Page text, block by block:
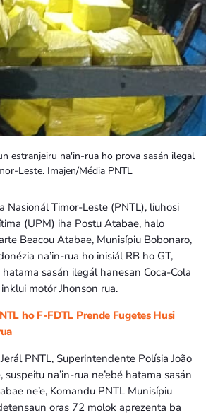
- 9:00 AM
estranjeiru na'in-rua ho prova sasán ilegal
Leste. Imajen/Média PNTL
Nasionál Timor-Leste (PNTL), liuhosi
(UPM) iha Postu Atabae, halo
Beacou Atabae, Munisípiu Bobonaro,
na’in-rua ho inisiál RB ho GT,
hatama sasán ilegál hanesan Coca-Cola
motór Jhonson rua.
ho F-FDTL Prende Fugetes Husi
PNTL, Superintendente Polísia João
na’in-rua ne’ebé hatama sasán
ne’e, Komandu PNTL Munisípiu
oras 72 molok aprezenta ba